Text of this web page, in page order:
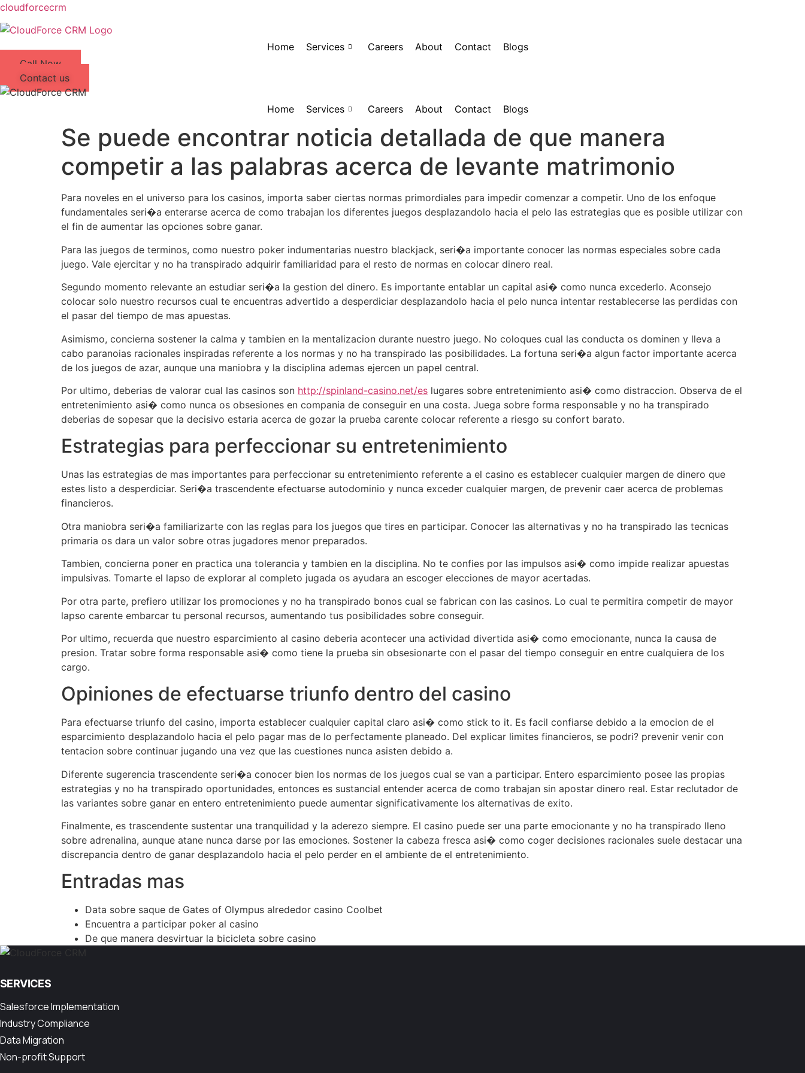
cloudforcecrm
Home Services Careers About Contact
Blogs
Call Now
Contact us
Home Services Careers About Contact Blogs
Se puede encontrar noticia detallada de que manera
competir a las palabras acerca de levante matrimonio
Para noveles en el universo para los casinos, importa saber ciertas normas primordiales para impedir comenzar a competir. Uno de los enfoque
fundamentales seri�a enterarse acerca de como trabajan los diferentes juegos desplazandolo hacia el pelo las estrategias que es posible utilizar con
el fin de aumentar las opciones sobre ganar.
Para las juegos de terminos, como nuestro poker indumentarias nuestro blackjack, seri�a importante conocer las normas especiales sobre cada
juego. Vale ejercitar y no ha transpirado adquirir familiaridad para el resto de normas en colocar dinero real.
Segundo momento relevante an estudiar seri�a la gestion del dinero. Es importante entablar un capital asi� como nunca excederlo. Aconsejo
colocar solo nuestro recursos cual te encuentras advertido a desperdiciar desplazandolo hacia el pelo nunca intentar restablecerse las perdidas con
el pasar del tiempo de mas apuestas.
Asimismo, concierna sostener la calma y tambien en la mentalizacion durante nuestro juego. No coloques cual las conducta os dominen y lleva a
cabo paranoias racionales inspiradas referente a los normas y no ha transpirado las posibilidades. La fortuna seri�a algun factor importante acerca
de los juegos de azar, aunque una maniobra y la disciplina ademas ejercen un papel central.
Por ultimo, deberias de valorar cual las casinos son http://spinland-casino.net/es lugares sobre entretenimiento asi� como distraccion. Observa de el
entretenimiento asi� como nunca os obsesiones en compania de conseguir en una costa. Juega sobre forma responsable y no ha transpirado
deberias de sopesar que la decisivo estaria acerca de gozar la prueba carente colocar referente a riesgo su confort barato.
Estrategias para perfeccionar su entretenimiento
Unas las estrategias de mas importantes para perfeccionar su entretenimiento referente a el casino es establecer cualquier margen de dinero que
estes listo a desperdiciar. Seri�a trascendente efectuarse autodominio y nunca exceder cualquier margen, de prevenir caer acerca de problemas
financieros.
Otra maniobra seri�a familiarizarte con las reglas para los juegos que tires en participar. Conocer las alternativas y no ha transpirado las tecnicas
primaria os dara un valor sobre otras jugadores menor preparados.
Tambien, concierna poner en practica una tolerancia y tambien en la disciplina. No te confies por las impulsos asi� como impide realizar apuestas
impulsivas. Tomarte el lapso de explorar al completo jugada os ayudara an escoger elecciones de mayor acertadas.
Por otra parte, prefiero utilizar los promociones y no ha transpirado bonos cual se fabrican con las casinos. Lo cual te permitira competir de mayor
lapso carente embarcar tu personal recursos, aumentando tus posibilidades sobre conseguir.
Por ultimo, recuerda que nuestro esparcimiento al casino deberia acontecer una actividad divertida asi� como emocionante, nunca la causa de
presion. Tratar sobre forma responsable asi� como tiene la prueba sin obsesionarte con el pasar del tiempo conseguir en entre cualquiera de los
cargo.
Opiniones de efectuarse triunfo dentro del casino
Para efectuarse triunfo del casino, importa establecer cualquier capital claro asi� como stick to it. Es facil confiarse debido a la emocion de el
esparcimiento desplazandolo hacia el pelo pagar mas de lo perfectamente planeado. Del explicar limites financieros, se podri? prevenir venir con
tentacion sobre continuar jugando una vez que las cuestiones nunca asisten debido a.
Diferente sugerencia trascendente seri�a conocer bien los normas de los juegos cual se van a participar. Entero esparcimiento posee las propias
estrategias y no ha transpirado oportunidades, entonces es sustancial entender acerca de como trabajan sin apostar dinero real. Estar reclutador de
las variantes sobre ganar en entero entretenimiento puede aumentar significativamente los alternativas de exito.
Finalmente, es trascendente sustentar una tranquilidad y la aderezo siempre. El casino puede ser una parte emocionante y no ha transpirado lleno
sobre adrenalina, aunque atane nunca darse por las emociones. Sostener la cabeza fresca asi� como coger decisiones racionales suele destacar una
discrepancia dentro de ganar desplazandolo hacia el pelo perder en el ambiente de el entretenimiento.
Entradas mas
Data sobre saque de Gates of Olympus alrededor casino Coolbet
Encuentra a participar poker al casino
De que manera desvirtuar la bicicleta sobre casino
SERVICES
Salesforce Implementation
Industry Compliance
Data Migration
Non-profit Support